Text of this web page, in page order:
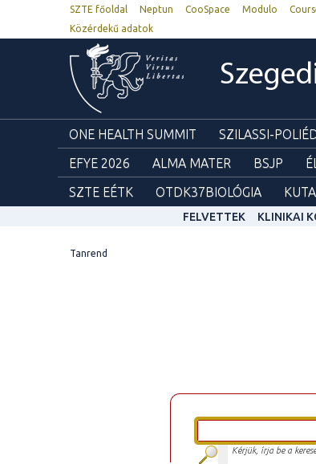
SZTE főoldal Neptun CooSpace Modulo
Közérdekű adatok
ONE HEALTH SUMMIT SZILASSI-
EFYE 2026
ALMA MATER BSJP
SZTE EÉTK
OTDK37BIOLÓGIA
FELVETTEK KLINIKAI
Tanrend
Kérjük, írja be a